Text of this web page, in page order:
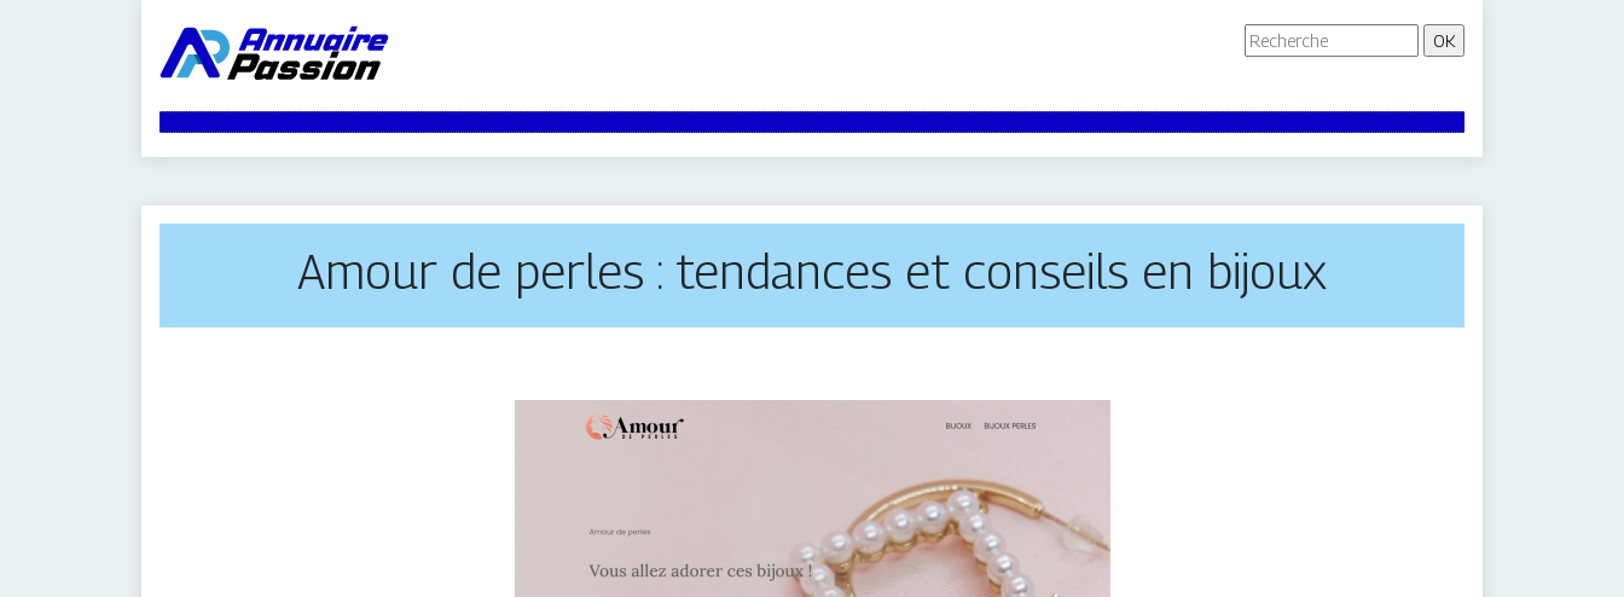
Amour de perles : tendances et conseils en bijoux